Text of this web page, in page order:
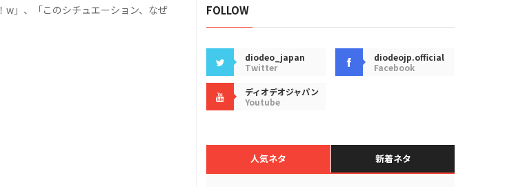
w」、「このシチュエーション、なぜ
FOLLOW
diodeo_japan
Twitter
diodeojp.official
Facebook
ディオデオジャパン
Youtube
人気ネタ 新着ネタ